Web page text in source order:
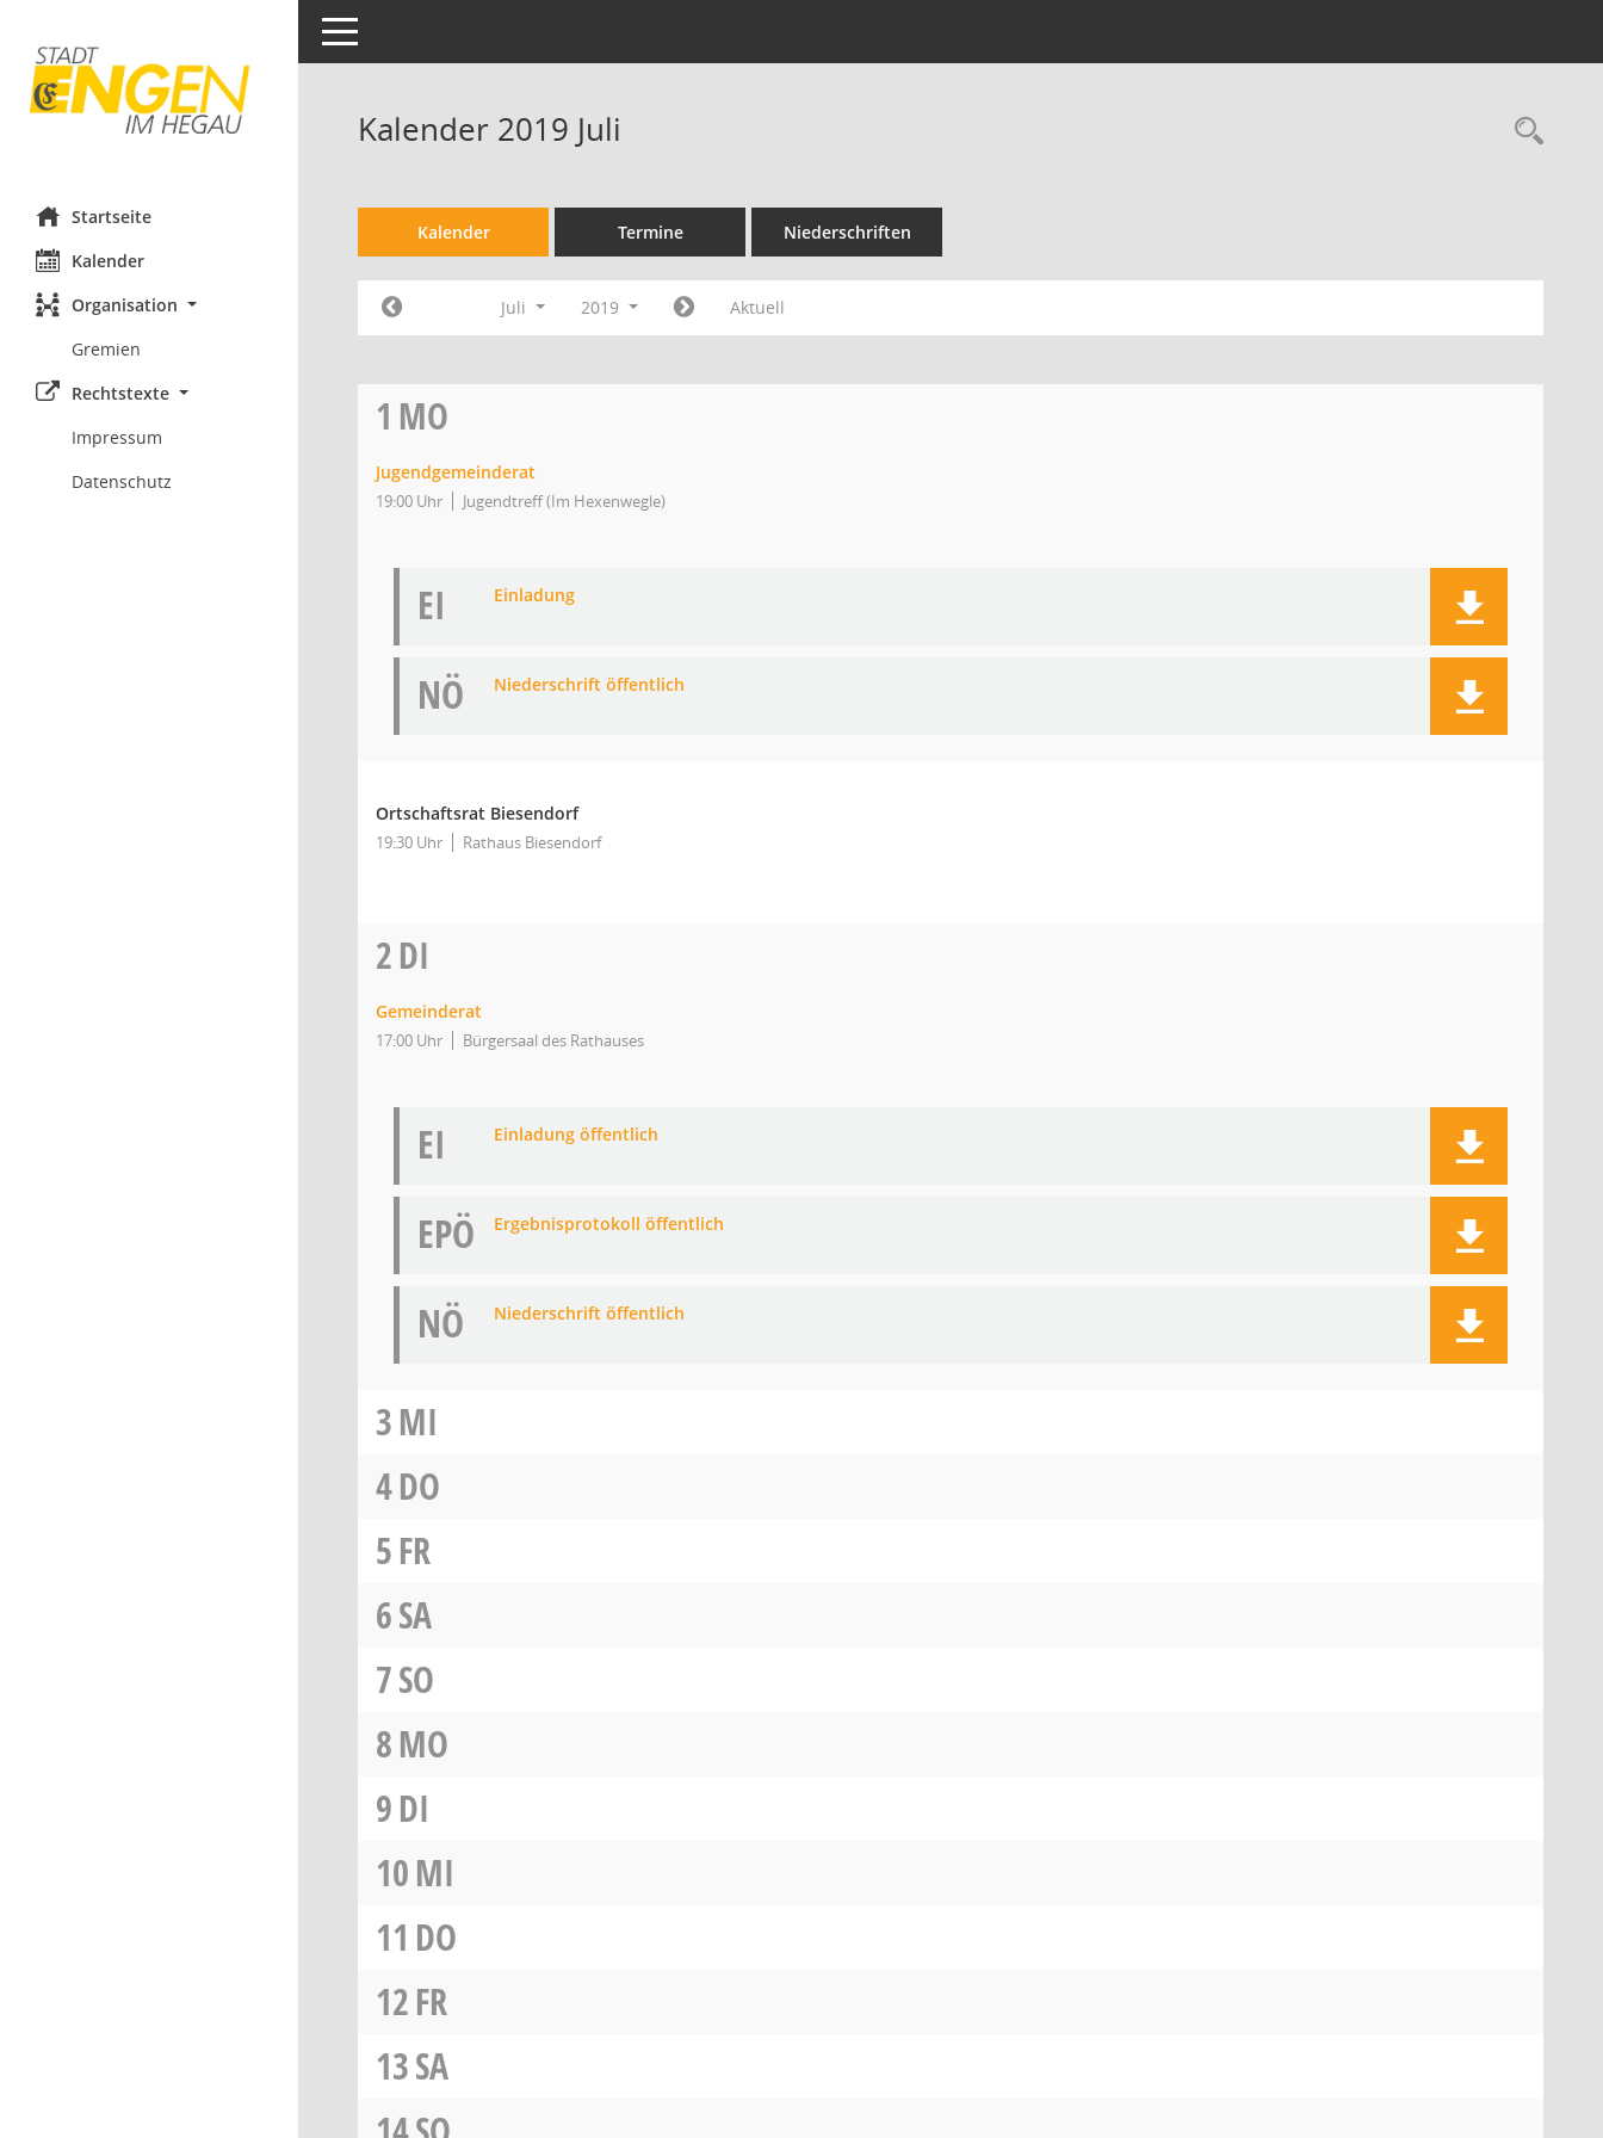
Startseite
Kalender
Organisation
Gremien
Rechtstexte
Impressum
Datenschutz
Toggle navigation
Kalender 2019 Juli
Kalender Termine Niederschriften
Juli 2019 Aktuell
1 MO
Jugendgemeinderat
19:00 Uhr Jugendtreff (Im Hexenwegle)
EI Einladung
NÖ Niederschrift öffentlich
Ortschaftsrat Biesendorf
19:30 Uhr Rathaus Biesendorf
2DI
Gemeinderat
17:00 Uhr Bürgersaal des Rathauses
EI Einladung öffentlich
EPÖ Ergebnisprotokoll öffentlich
NÖ Niederschrift öffentlich
3MI
4DO
5FR
6SA
7SO
8MO
9DI
10MI
11 DO
12FR
13SA